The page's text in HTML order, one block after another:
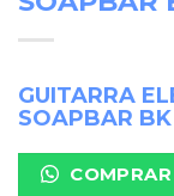
GUITARRA
SOAPBAR BK